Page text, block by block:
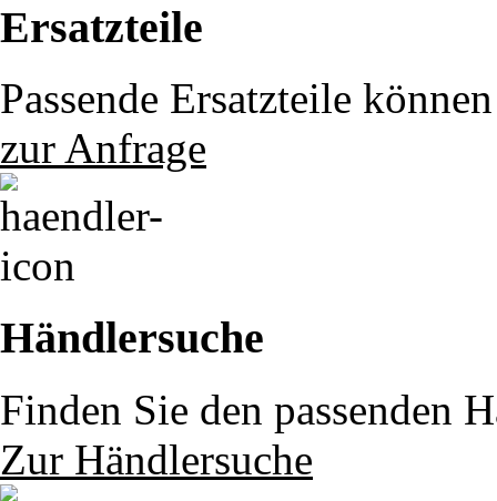
Ersatzteile
Passende Ersatzteile
zur Anfrage
Händlersuche
Finden Sie den passenden
Zur Händlersuche